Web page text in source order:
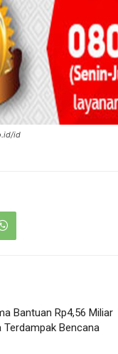
id
Bantuan Rp4,56 Miliar
Bencana